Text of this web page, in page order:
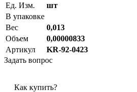
Ед. Изм.
шт
В упаковке
Вес
0,013
Объем
0,00000833
Артикул
KR-92-0423
Задать вопрос
Как купить?